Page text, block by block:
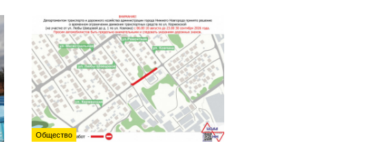
Общество